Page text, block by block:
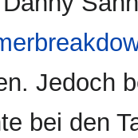
Jedoch
bei den